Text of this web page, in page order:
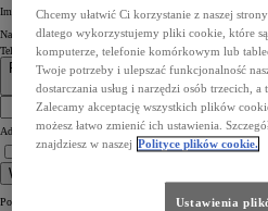
Imię *
Nazwisko *
Telefon komórkowy *
Poland +48
+48
Adres e‑mail *
Rozumiem informację. Wyrażam zgodę na kontakt
Wyślij
Pola oznaczone * są obowiązkowe, aby wybrany Diler mógł
Chcemy ułatwić Ci korzystanie z naszej
dlatego wykorzystujemy pliki cookie, które
komputerze, telefonie komórkowym lub
Twoje potrzeby i ulepszać funkcjonalność
dostarczania usług i narzędzi osób trzecich,
Zalecamy akceptację wszystkich plików
możesz łatwo zmienić ich ustawienia.
znajdziesz w naszej Polityce plików cookie.
Ustawienia